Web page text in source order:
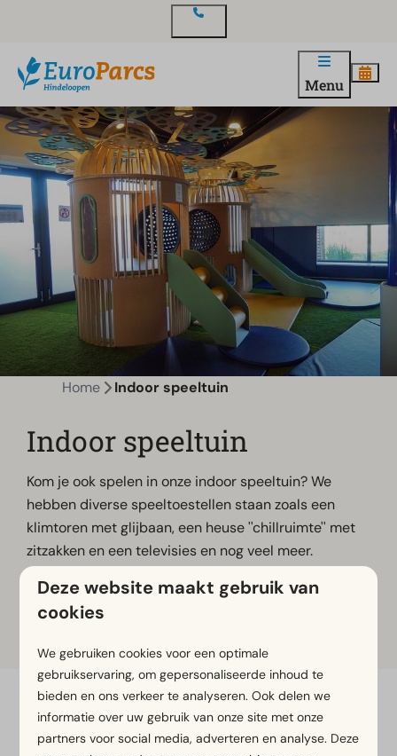
Menu
Home Indoor speeltuin
Indoor speeltuin
Kom je ook spelen in onze indoor speeltuin? We
hebben diverse speeltoestellen staan zoals een
klimtoren met glijbaan, een heuse ''chillruimte'' met
zitzakken en een televisies en nog veel meer.
Bekijk hier deopeningstijden
Veilig betalen
Deze website maakt gebruik van
cookies
We gebruiken cookies voor een optimale
gebruikservaring, om gepersonaliseerde inhoud te
bieden en ons verkeer te analyseren. Ook delen we
informatie over uw gebruik van onze site met onze
partners voor social media, adverteren en analyse. Deze